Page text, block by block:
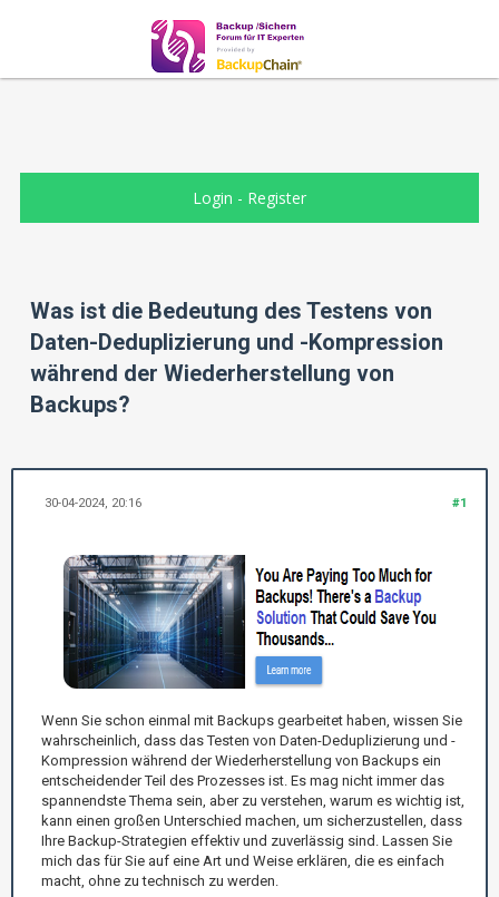
Login - Register
Was ist die Bedeutung des Testens von
Daten-Deduplizierung und -Kompression
während der Wiederherstellung von
Backups?
#1
30-04-2024, 20:16
Wenn Sie schon einmal mit Backups gearbeitet haben, wissen Sie
wahrscheinlich, dass das Testen von Daten-Deduplizierung und -
Kompression während der Wiederherstellung von Backups ein
entscheidender Teil des Prozesses ist. Es mag nicht immer das
spannendste Thema sein, aber zu verstehen, warum es wichtig ist,
kann einen großen Unterschied machen, um sicherzustellen, dass
Ihre Backup-Strategien effektiv und zuverlässig sind. Lassen Sie
mich das für Sie auf eine Art und Weise erklären, die es einfach
macht, ohne zu technisch zu werden.